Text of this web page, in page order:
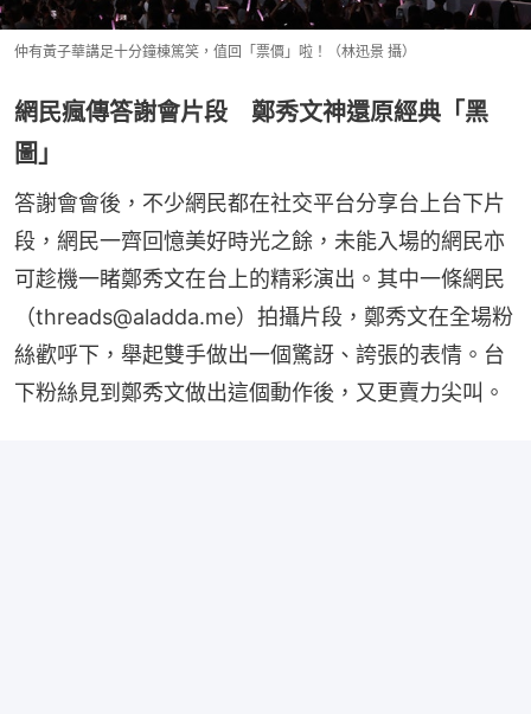
仲有黃子華講足十分鐘棟篤笑，值回「票價」啦！（林迅景 攝）
網民瘋傳答謝會片段 鄭秀文神還原經典「黑
圖」
答謝會會後，不少網民都在社交平台分享台上台下片
段，網民一齊回憶美好時光之餘，未能入場的網民亦
可趁機一睹鄭秀文在台上的精彩演出。其中一條網民
（threads@aladda.me）拍攝片段，鄭秀文在全場粉
絲歡呼下，舉起雙手做出一個驚訝、誇張的表情。台
下粉絲見到鄭秀文做出這個動作後，又更賣力尖叫。